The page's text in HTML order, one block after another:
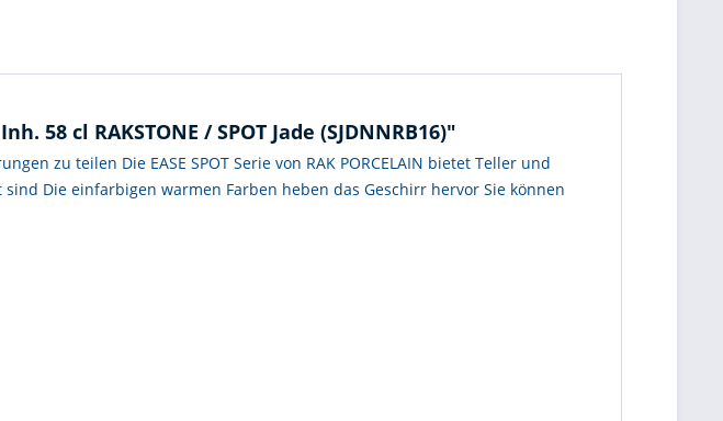
cl RAKSTONE / SPOT Jade (SJDNNRB16)"
zu teilen Die EASE SPOT Serie von RAK PORCELAIN bietet Teller und
Die einfarbigen warmen Farben heben das Geschirr hervor Sie können